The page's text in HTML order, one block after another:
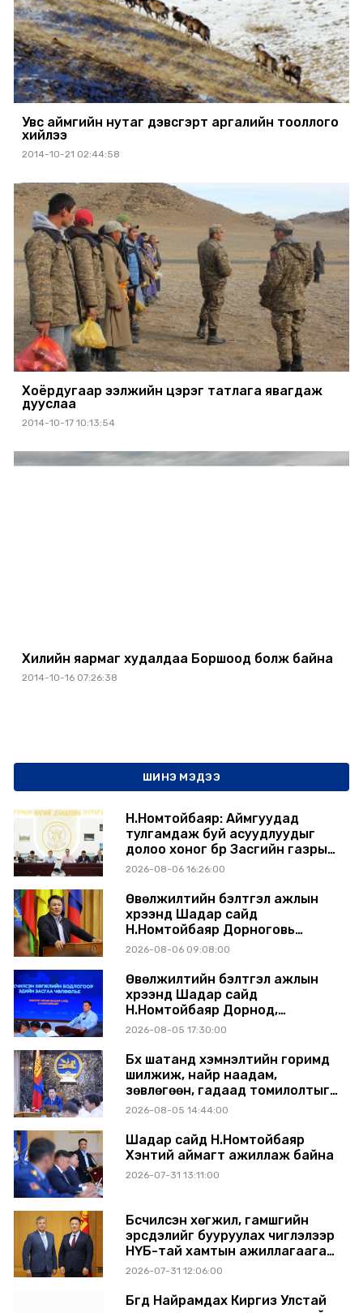
Увс аймгийн нутаг дэвсгэрт аргалийн тооллого
хийлээ
2014-10-21 02:44:58
Хоёрдугаар ээлжийн цэрэг татлага явагдаж
дууслаа
2014-10-17 10:13:54
Хилийн яармаг худалдаа Боршоод болж байна
2014-10-16 07:26:38
ШИНЭ МЭДЭЭ
Н.Номтойбаяр: Аймгуудад
тулгамдаж буй асуудлуудыг
долоо хоног бүр Засгийн газрын
хуралдаанд танилцуулж,
2026-08-06 16:26:00
Өвөлжилтийн бэлтгэл ажлын
хүрээнд Шадар сайд
Н.Номтойбаяр Дорноговь
аймагт ажиллав
2026-08-06 09:08:00
Өвөлжилтийн бэлтгэл ажлын
хүрээнд Шадар сайд
Н.Номтойбаяр Дорнод,
Сүхбаатар аймагт ажиллав
2026-08-05 17:30:00
Бүх шатанд хэмнэлтийн горимд
шилжиж, найр наадам,
зөвлөгөөн, гадаад томилолтыг
хориглолоо
2026-08-05 14:44:00
Шадар сайд Н.Номтойбаяр
Хэнтий аймагт ажиллаж байна
2026-07-31 13:11:00
Бүсчилсэн хөгжил, гамшгийн
эрсдэлийг бууруулах чиглэлээр
НҮБ-тай хамтын ажиллагаагаа
өргөжүүлэхээр санал солилцлоо
2026-07-31 12:06:00
Бүгд Найрамдах Киргиз Улстай